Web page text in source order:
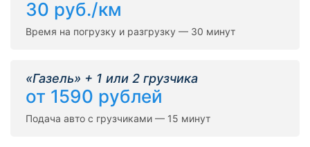
30 руб./км
Время на погрузку и разгрузку — 30 минут
«Газель» + 1 или 2 грузчика
от 1590 рублей
Подача авто с грузчиками — 15 минут